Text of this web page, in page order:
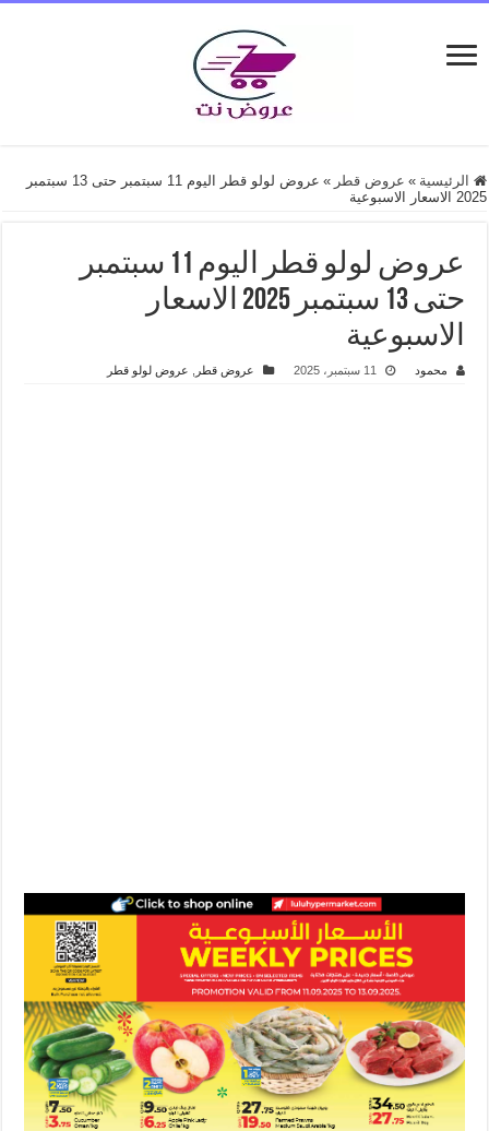
الرئيسية » عروض قطر »
عروض لولو قطر اليوم 11 سبتمبر حتى 13 سبتمبر
2025 الاسعار الاسبوعية
عروض لولو قطر اليوم 11 سبتمبر
حتى 13 سبتمبر 2025 الاسعار
الاسبوعية
محمود 11 سبتمبر، 2025 عروض قطر عروض لولو قطر